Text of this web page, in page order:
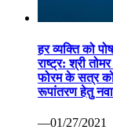
हर व्यक्ति को
राष्ट्र: श्री
फोरम के सत्र को
रूपांतरण हेतु
—01/27/2021